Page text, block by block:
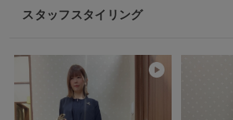
スタッフスタイリング